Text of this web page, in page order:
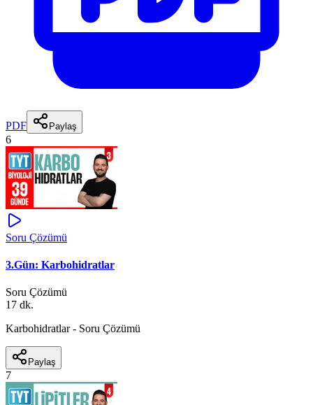
PDF Paylaş
6
Soru Çözümü
3.Gün: Karbohidratlar
Soru Çözümü
17 dk.
Karbohidratlar - Soru Çözümü
Paylaş
7